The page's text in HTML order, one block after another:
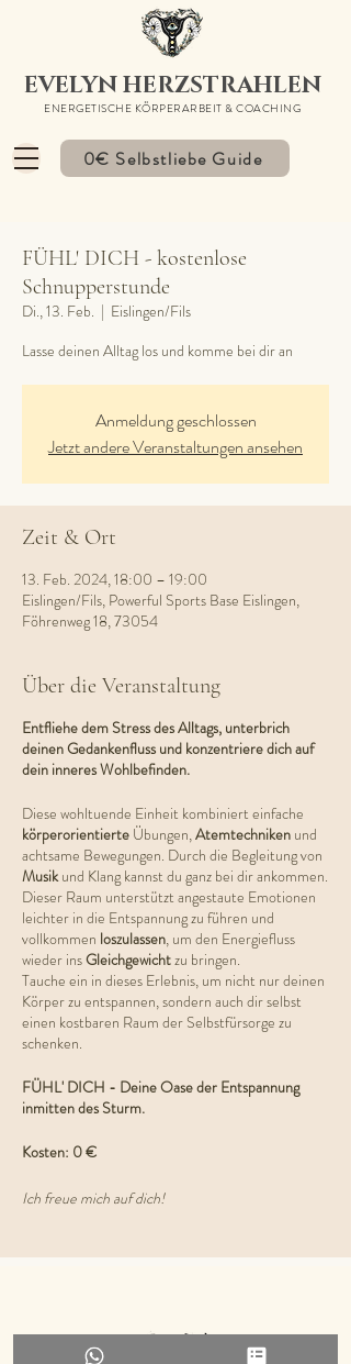
ENERGETISCHE KÖRPERARBEIT & COACHING
EVELYN HERZSTRAHLEN
0€ Selbstliebe Guide
FÜHL' DICH - kostenlose
Schnupperstunde
Di., 13. Feb.
  |
Eislingen/Fils
Lasse deinen Alltag los und komme bei dir an
Anmeldung geschlossen
Jetzt andere Veranstaltungen ansehen
Zeit & Ort
13. Feb. 2024, 18:00 – 19:00
Eislingen/Fils, Powerful Sports Base Eislingen,
Föhrenweg 18, 73054
Über die Veranstaltung
Entfliehe dem Stress des Alltags, unterbrich
deinen Gedankenfluss und konzentriere dich auf
dein inneres Wohlbefinden.
Diese wohltuende Einheit kombiniert einfache
körperorientierte Übungen,Atemtechniken und
achtsame Bewegungen. Durch die Begleitung von
Musikund Klang kannst du ganz bei dir ankommen.
Dieser Raum unterstützt angestaute Emotionen
leichter in die Entspannung zu führen und
vollkommen loszulassen, um den Energiefluss
wieder insGleichgewichtzu bringen.
Tauche ein in dieses Erlebnis, um nicht nur deinen
Körper zu entspannen, sondern auch dir selbst
einen kostbaren Raum der Selbstfürsorge zu
schenken.
FÜHL' DICH - Deine Oase der Entspannung
inmitten des Sturm.
Kosten: 0 €
Ich freue mich auf dich!